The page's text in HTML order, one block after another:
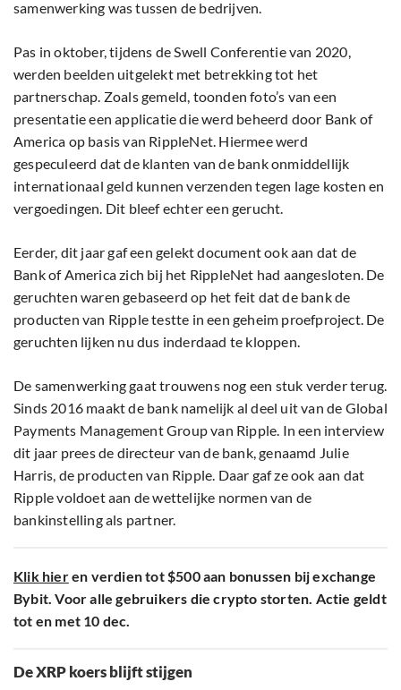
samenwerking was tussen de bedrijven.
Pas in oktober, tijdens de Swell Conferentie van 2020,
werden beelden uitgelekt met betrekking tot het
partnerschap. Zoals gemeld, toonden foto’s van een
presentatie een applicatie die werd beheerd door Bank of
America op basis van RippleNet. Hiermee werd
gespeculeerd dat de klanten van de bank onmiddellijk
internationaal geld kunnen verzenden tegen lage kosten en
vergoedingen. Dit bleef echter een gerucht.
Eerder, dit jaar gaf een gelekt document ook aan dat de
Bank of America zich bij het RippleNet had aangesloten. De
geruchten waren gebaseerd op het feit dat de bank de
producten van Ripple testte in een geheim proefproject. De
geruchten lijken nu dus inderdaad te kloppen.
De samenwerking gaat trouwens nog een stuk verder terug.
Sinds 2016 maakt de bank namelijk al deel uit van de Global
Payments Management Group van Ripple. In een interview
dit jaar prees de directeur van de bank, genaamd Julie
Harris, de producten van Ripple. Daar gaf ze ook aan dat
Ripple voldoet aan de wettelijke normen van de
bankinstelling als partner.
Klik hieren verdien tot $500 aan bonussen bij exchange
Bybit. Voor alle gebruikers die crypto storten. Actie geldt
tot en met 10 dec.
De XRP koers blijft stijgen